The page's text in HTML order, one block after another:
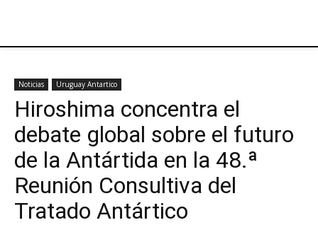
Noticias Uruguay Antartico
Hiroshima concentra el
debate global sobre el futuro
de la Antártida en la 48.ª
Reunión Consultiva del
Tratado Antártico